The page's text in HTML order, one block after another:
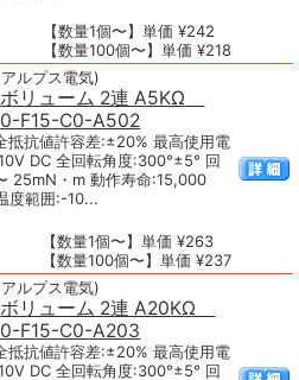
【数量1個〜】単価 ¥242
【数量100個〜】単価 ¥218
ルプス電気)
リューム 2連 A5KΩ
F15-C0-A502
抵抗値許容差:±20% 最高使用電
DC 全回転角度:300°±5° 回
25mN・m 動作寿命:15,000
度範囲:-10...
【数量1個〜】単価 ¥263
【数量100個〜】単価 ¥237
ルプス電気)
リューム 2連 A20KΩ
F15-C0-A203
抵抗値許容差:±20% 最高使用電
DC 全回転角度:300°±5° 回